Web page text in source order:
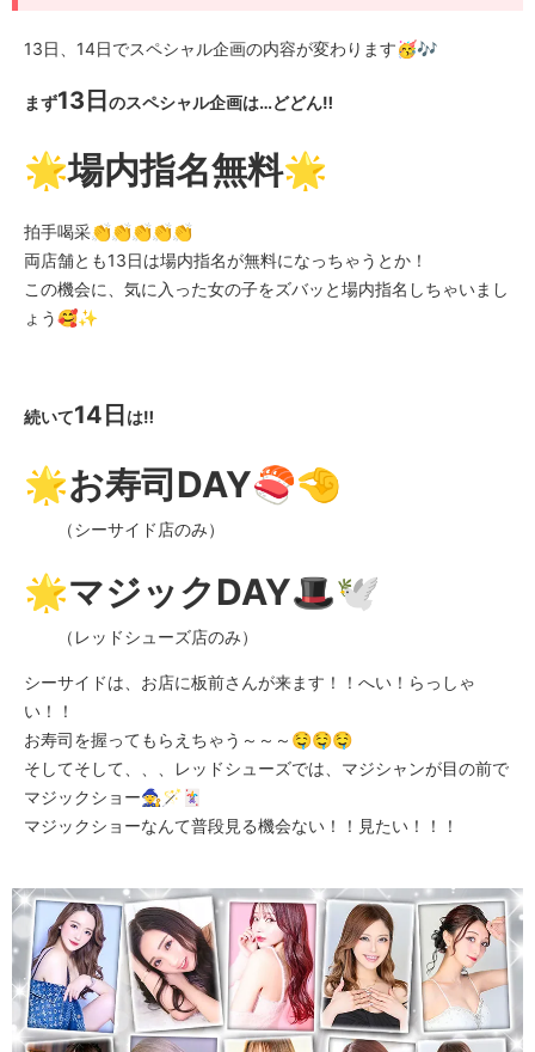
13日、14日でスペシャル企画の内容が変わります🥳🎶
まず13日 のスペシャル企画は…どどん‼️
🌟場内指名無料🌟
拍手喝采👏👏👏👏👏
両店舗とも13日は場内指名が無料になっちゃうとか！
この機会に、気に入った女の子をズバッと場内指名しちゃいまし
ょう🥰✨
続いて14日 は‼️
🌟お寿司DAY🍣🤏
（シーサイド店のみ）
🌟マジックDAY🎩🕊️
（レッドシューズ店のみ）
シーサイドは、お店に板前さんが来ます！！へい！らっしゃ
い！！
お寿司を握ってもらえちゃう～～～🤤🤤🤤
そしてそして、、、レッドシューズでは、マジシャンが目の前で
マジックショー🧙🪄🃏
マジックショーなんて普段見る機会ない！！見たい！！！